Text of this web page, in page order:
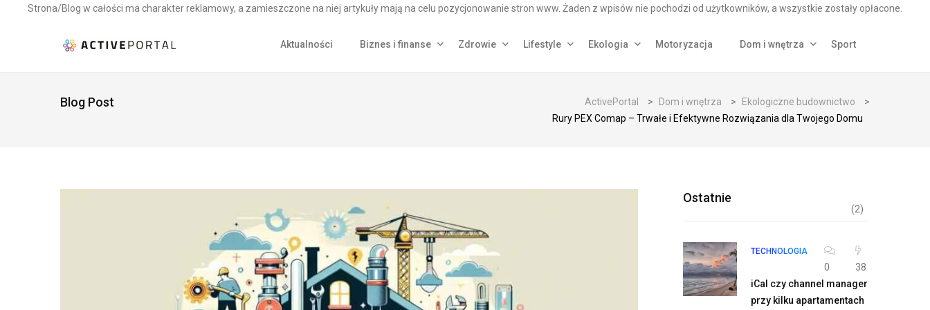
Strona/Blog w całości ma charakter reklamowy, a zamieszczone na niej artykuły mają na celu pozycjonowanie stron www. Żaden z wpisów nie pochodzi od użytkowników, a wszystkie zostały opłacone.
Aktualności Biznes i finanse Zdrowie Lifestyle Ekologia Motoryzacja Dom i wnętrza Sport
Blog Post ActivePortal > Dom i wnętrza > Ekologiczne budownictwo
>
Rury PEX Comap – Trwałe i Efektywne Rozwiązania dla Twojego Domu
Ostatnie
TECHNOLOGIA
0
38
iCal czy channel manager
przy kilku apartamentach
(2)